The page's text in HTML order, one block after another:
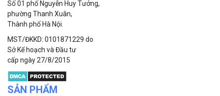
Số 01 phố Nguyễn Huy Tưởng,
phường Thanh Xuân,
Thành phố Hà Nội.
MST/ĐKKD: 0101871229 do
Sở Kế hoạch và Đầu tư
cấp ngày 27/8/2015
SẢN PHẨM